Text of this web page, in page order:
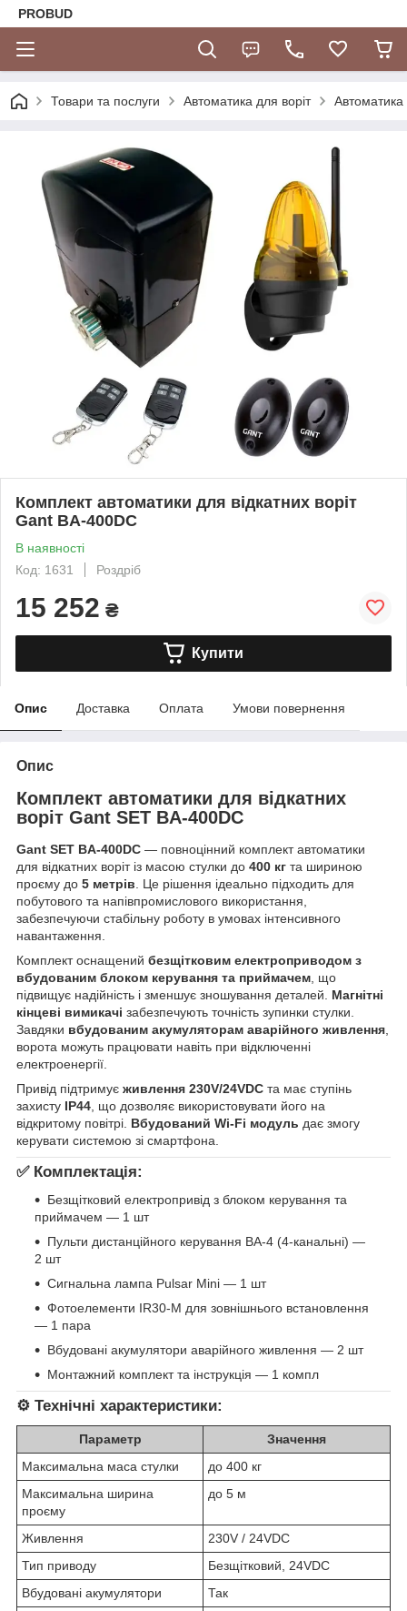
PROBUD
Товари та послуги Автоматика для воріт
Комплект автоматики для відкатних воріт
Gant BA-400DC
В наявності
Код: 1631
Роздріб
15 252 ₴
Купити
Опис Доставка Оплата Умови повернення
Опис
Комплект автоматики для відкатних
воріт Gant SET BA-400DC
Gant SET BA-400DC — повноцінний комплект автоматики
для відкатних воріт із масою стулки до 400 кг та шириною
проєму до 5 метрів. Це рішення ідеально підходить для
побутового та напівпромислового використання,
забезпечуючи стабільну роботу в умовах інтенсивного
навантаження.
Комплект оснащений безщітковим електроприводом з
вбудованим блоком керування та приймачем, що
підвищує надійність і зменшує зношування деталей. Магнітні
кінцеві вимикачі забезпечують точність зупинки стулки.
Завдяки вбудованим акумуляторам аварійного живлення,
ворота можуть працювати навіть при відключенні
електроенергії.
Привід підтримує живлення 230V/24VDC та має ступінь
захисту IP44, що дозволяє використовувати його на
відкритому повітрі. Вбудований Wi-Fi модуль дає змогу
керувати системою зі смартфона.
✅ Комплектація:
Безщітковий електропривід з блоком керування та
приймачем — 1 шт
Пульти дистанційного керування BA-4 (4-канальні) —
2 шт
Сигнальна лампа Pulsar Mini — 1 шт
Фотоелементи IR30-M для зовнішнього встановлення
— 1 пара
Вбудовані акумулятори аварійного живлення — 2 шт
Монтажний комплект та інструкція — 1 компл
⚙️ Технічні характеристики:
Параметр
Значення
Максимальна маса стулки
до 400 кг
Максимальна ширина
проєму
до 5 м
Живлення
230V / 24VDC
Тип приводу
Безщітковий, 24VDC
Вбудовані акумулятори
Так